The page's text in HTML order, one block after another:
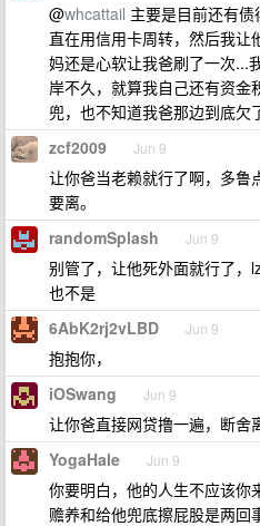
@whcattail 主要是目前还有
直在用信用卡周转，然后我
妈还是心软让我爸刷了一次...
岸不久，就算我自己还有资金
兜，也不知道我爸那边到底欠
zcf2009 Jun 9
让你爸当老赖就行了啊，多鲁
要离。
randomSplash Jun 9
别管了，让他死外面就行了，
也不是
6AbK2rj2vLBD Jun 9
抱抱你，
iOSwang Jun 9
让你爸直接网贷撸一遍，断舍
YogaHale Jun 9
你要明白，他的人生不应该你
赡养和给他兜底擦屁股是两回